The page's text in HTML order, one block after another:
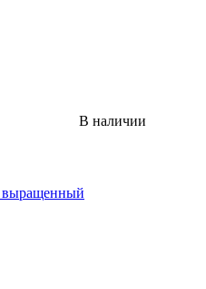
В наличии
выращенный